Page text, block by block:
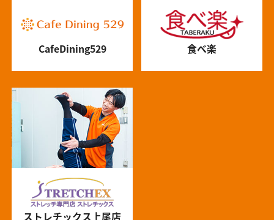
CafeDining529 食べ楽
ストレチックス上尾店